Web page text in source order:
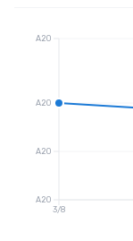
3/8
A20
A20
A20
A20